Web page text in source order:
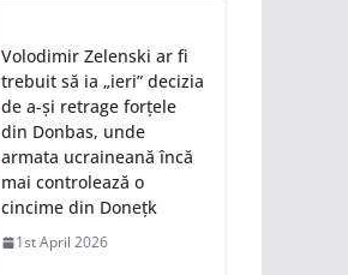
Volodimir Zelenski ar fi
trebuit să ia „ieri” decizia
de a-și retrage forțele
din Donbas, unde
armata ucraineană încă
mai controlează o
cincime din Donețk
1st April 2026